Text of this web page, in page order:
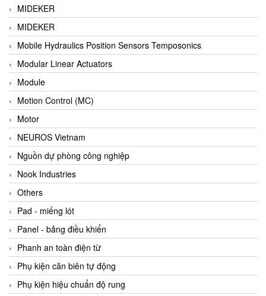
Baumuller Vietnam
Baykee
BBC Bircher Smart Access
BCS ITALY
BEA SENSORS
Beacon Extender
Beckhoff
Bedook
Bei Sensor
Beijer
Beinlich-pumps
Beka
BEKO
Belimo
Benetech Vietnam
Bently Nevada
MIDEKER
MIDEKER
Mobile Hydraulics Position Sensors Temposonics
Modular Linear Actuators
Module
Motion Control (MC)
Motor
NEUROS Vietnam
Nguồn dự phòng công nghiệp
Nook Industries
Others
Pad - miếng lót
Panel - bảng điều khiển
Phanh an toàn điện từ
Phụ kiện căn biên tự động
Phụ kiện hiệu chuẩn độ rung